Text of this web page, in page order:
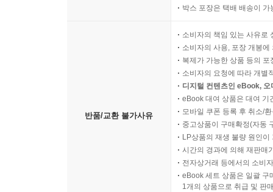
박스 포장은 택배 배송이
반품/교환 불가사유
소비자의 책임 있는 사유로
소비자의 사용, 포장 개봉
복제가 가능한 상품 등의
소비자의 요청에 따라 개별
디지털 컨텐츠인 eBook,
eBook 대여 상품은 대여 기
모바일 쿠폰 등록 후 취소/
중고상품이 구매확정(자동
LP상품의 재생 불량 원인
시간의 경과에 의해 재판매
전자상거래 등에서의 소비
eBook 세트 상품은 일괄 구
1개의 상품으로 취급 및 판